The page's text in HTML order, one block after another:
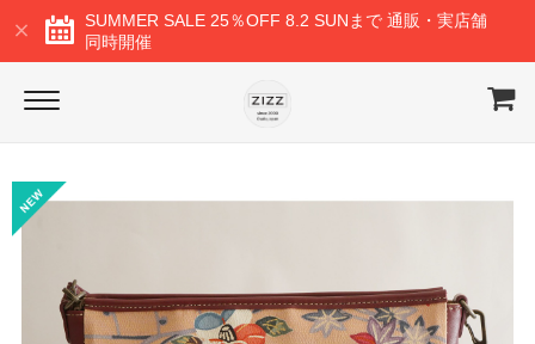
SUMMER SALE 25％OFF 8.2 SUNまで 通販・実店舗
同時開催